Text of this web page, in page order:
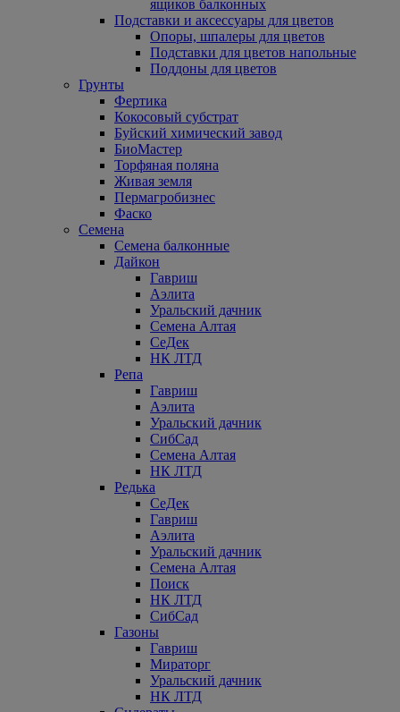
ящиков балконных
Подставки и аксессуары для цветов
Опоры, шпалеры для цветов
Подставки для цветов напольные
Поддоны для цветов
Грунты
Фертика
Кокосовый субстрат
Буйский химический завод
БиоМастер
Торфяная поляна
Живая земля
Пермагробизнес
Фаско
Семена
Семена балконные
Дайкон
Гавриш
Аэлита
Уральский дачник
Семена Алтая
СеДек
НК ЛТД
Репа
Гавриш
Аэлита
Уральский дачник
СибСад
Семена Алтая
НК ЛТД
Редька
СеДек
Гавриш
Аэлита
Уральский дачник
Семена Алтая
Поиск
НК ЛТД
СибСад
Газоны
Гавриш
Мираторг
Уральский дачник
НК ЛТД